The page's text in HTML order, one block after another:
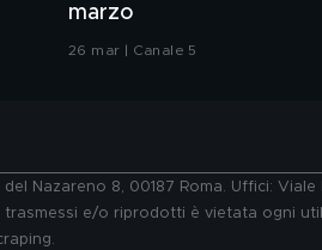
marzo
26 mar | Canale 5
Nazareno 8, 00187 Roma. Uffici:
e/o riprodotti è vietata ogni